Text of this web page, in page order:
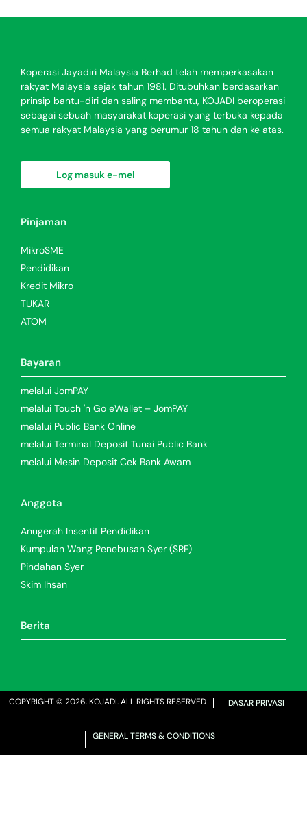
Koperasi Jayadiri Malaysia Berhad telah memperkasakan
rakyat Malaysia sejak tahun 1981. Ditubuhkan berdasarkan
prinsip bantu-diri dan saling membantu, KOJADI beroperasi
sebagai sebuah masyarakat koperasi yang terbuka kepada
semua rakyat Malaysia yang berumur 18 tahun dan ke atas.
Log masuk e-mel
Pinjaman
MikroSME
Pendidikan
Kredit Mikro
TUKAR
ATOM
Bayaran
melalui JomPAY
melalui Touch 'n Go eWallet – JomPAY
melalui Public Bank Online
melalui Terminal Deposit Tunai Public Bank
melalui Mesin Deposit Cek Bank Awam
Anggota
Anugerah Insentif Pendidikan
Kumpulan Wang Penebusan Syer (SRF)
Pindahan Syer
Skim Ihsan
Berita
COPYRIGHT ©2026. KOJADI. ALL RIGHTS RESERVED DASAR PRIVASI
GENERAL TERMS & CONDITIONS